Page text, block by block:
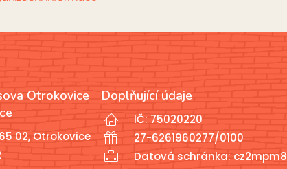
Otrokovice
02, Otrokovice
Doplňující údaje
IČ: 75020220
27-6261960277/0100
Datová schránka: cz2mpm8